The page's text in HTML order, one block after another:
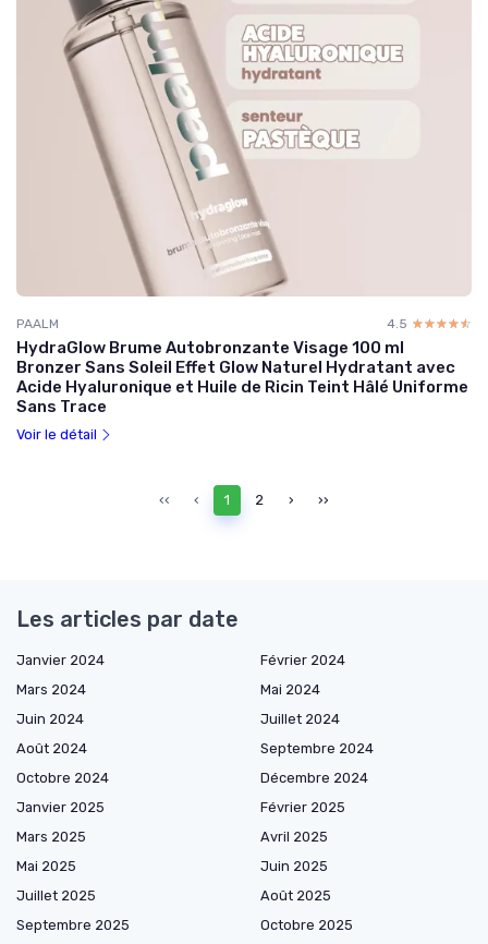
PAALM 4.5 ☆☆☆☆☆
★★★★★
HydraGlow Brume Autobronzante Visage 100 ml
Bronzer Sans Soleil Effet Glow Naturel Hydratant avec
Acide Hyaluronique et Huile de Ricin Teint Hâlé Uniforme
Sans Trace
Voir le détail
‹‹ ‹ 1 2 › ››
Les articles par date
Janvier 2024
Février 2024
Mars 2024
Mai 2024
Juin 2024
Juillet 2024
Août 2024
Septembre 2024
Octobre 2024
Décembre 2024
Janvier 2025
Février 2025
Mars 2025
Avril 2025
Mai 2025
Juin 2025
Juillet 2025
Août 2025
Septembre 2025
Octobre 2025